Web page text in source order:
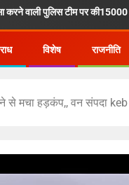
की15000 ₹ ईनाम की बौछार.!
विशेष राजनीति
हड़कंप,, वन संपदा keb